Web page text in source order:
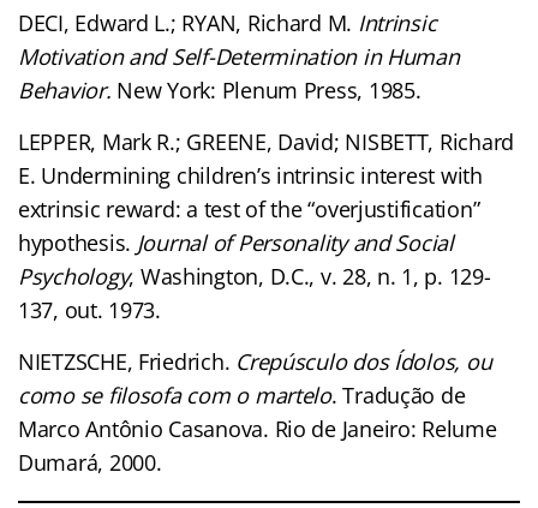
DECI, Edward L.; RYAN, Richard M. Intrinsic
Motivation and Self-Determination in Human
Behavior. New York: Plenum Press, 1985.
LEPPER, Mark R.; GREENE, David; NISBETT, Richard
E. Undermining children’s intrinsic interest with
extrinsic reward: a test of the “overjustification”
hypothesis. Journal of Personality and Social
Psychology, Washington, D.C., v. 28, n. 1, p. 129-
137, out. 1973.
NIETZSCHE, Friedrich. Crepúsculo dos Ídolos, ou
como se filosofa com o martelo. Tradução de
Marco Antônio Casanova. Rio de Janeiro: Relume
Dumará, 2000.